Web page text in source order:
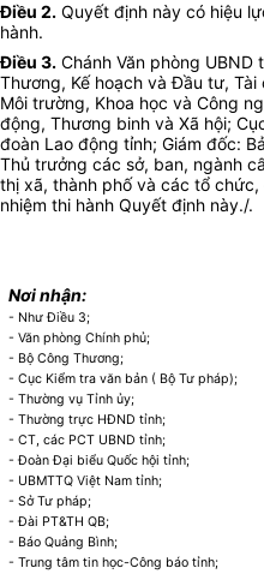
Điều 2. Quyết định này có hiệu
hành.
Điều 3. Chánh Văn phòng UBND
Thương, Kế hoạch và Đầu tư,
Môi trường, Khoa học và Công
động, Thương binh và Xã hội;
đoàn Lao động tỉnh; Giám đốc:
Thủ trưởng các sở, ban, ngành
thị xã, thành phố và các tổ
nhiệm thi hành Quyết định này./.
Nơi nhận:
- Như Điều 3;
- Văn phòng Chính phủ;
- Bộ Công Thương;
- Cục Kiểm tra văn bản ( Bộ Tư pháp);
- Thường vụ Tỉnh ủy;
- Thường trực HĐND tỉnh;
- CT, các PCT UBND tỉnh;
- Đoàn Đại biểu Quốc hội tỉnh;
- UBMTTQ Việt Nam tỉnh;
- Sở Tư pháp;
- Đài PT&TH QB;
- Báo Quảng Bình;
- Trung tâm tin học-Công báo tỉnh;